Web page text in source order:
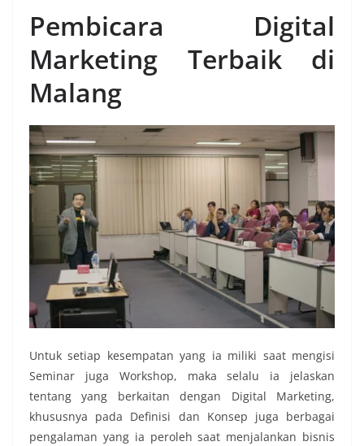
Pembicara Digital
Marketing Terbaik di
Malang
Untuk setiap kesempatan yang ia miliki saat mengisi
Seminar juga Workshop, maka selalu ia jelaskan
tentang yang berkaitan dengan Digital Marketing,
khususnya pada Definisi dan Konsep juga berbagai
pengalaman yang ia peroleh saat menjalankan bisnis